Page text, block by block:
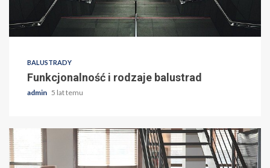
BALUSTRADY
Funkcjonalność i rodzaje balustrad
admin 5 lat temu